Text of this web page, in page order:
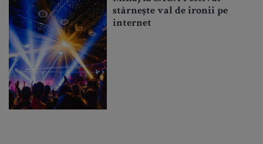
stârnește val de ironii pe
internet